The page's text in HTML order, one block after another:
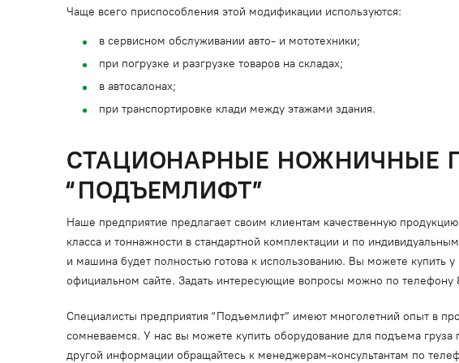
Чаще всего приспособления этой модификации используются:
в сервисном обслуживании авто- и мототехники;
при погрузке и разгрузке товаров на складах;
в автосалонах;
при транспортировке клади между этажами здания.
СТАЦИОНАРНЫЕ НОЖНИЧНЫЕ
“ПОДЪЕМЛИФТ”
Наше предприятие предлагает своим клиентам качественную
класса и тоннажности в стандартной комплектации и по
и машина будет полностью готова к использованию. Вы можете купить
официальном сайте. Задать интересующие вопросы можно по
Специалисты предприятия “Подъемлифт” имеют многолетний опыт в
сомневаемся. У нас вы можете купить оборудование для подъема
другой информации обращайтесь к менеджерам-консультантам по